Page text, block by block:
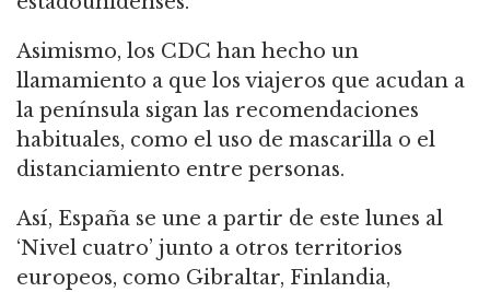
Asimismo, los CDC han hecho un
llamamiento a que los viajeros que acudan a
la península sigan las recomendaciones
habituales, como el uso de mascarilla o el
distanciamiento entre personas.
Así, España se une a partir de este lunes al
‘Nivel cuatro’ junto a otros territorios
europeos, como Gibraltar, Finlandia,